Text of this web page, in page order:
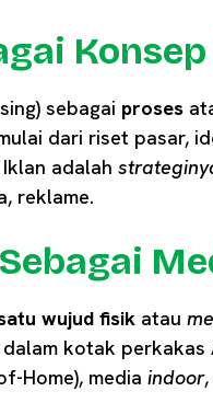
sebagai proses
dari riset pasar,
adalah
reklame.
wujud fisik atau
kotak perkakas
Home), media indoor